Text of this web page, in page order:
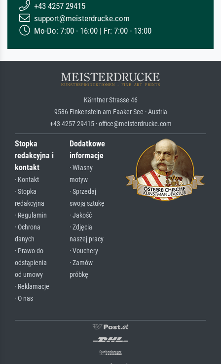
+43 4257 29415
support@meisterdrucke.com
Mo-Do: 7:00 - 16:00 | Fr: 7:00 - 13:00
Kärntner Strasse 46
9586 Finkenstein am Faaker See · Austria
+43 4257 29415 · office@meisterdrucke.com
Stopka
redakcyjna i
kontakt
· Kontakt
· Stopka
redakcyjna
· Regulamin
· Ochrona
danych
· Prawo do
odstąpienia
od umowy
· Reklamacje
· O nas
Dodatkowe
informacje
· Własny
motyw
· Sprzedaj
swoją sztukę
· Jakość
· Zdjęcia
naszej pracy
· Vouchery
· Zamów
próbkę